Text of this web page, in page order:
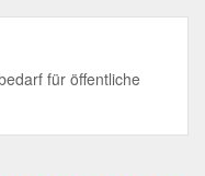
für öffentliche